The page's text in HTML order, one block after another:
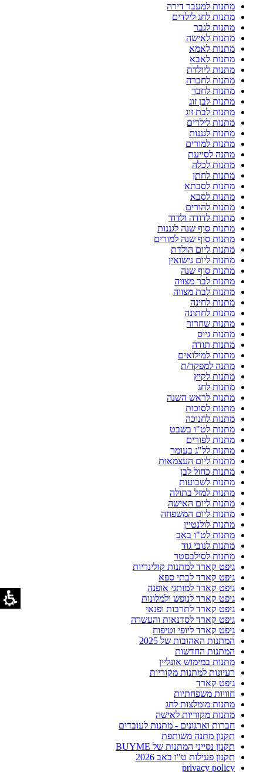
מתנות למעבר דירה
מתנות לחג לילדים
מתנות לגבר
מתנות לאישה
מתנות לאמא
מתנות לאבא
מתנות ליולדת
מתנות לחברה
מתנות לחבר
מתנות לבן זוג
מתנות לבת זוג
מתנות לילדים
מתנות לגננות
מתנות למורים
מתנה לסייעת
מתנות לכלה
מתנות לחתן
מתנות לסבתא
מתנות לסבא
מתנות להורים
מתנות לדודה ולדוד
מתנות סוף שנה לגננות
מתנות סוף שנה למורים
מתנות ליום הולדת
מתנות ליום נישואין
מתנות סוף שנה
מתנות לבר מצווה
מתנות לבת מצווה
מתנות לחינה
מתנות לחתונה
מתנות שחרור
מתנות גיוס
מתנות תודה
מתנות למילואים
מתנה למפקד/ת
מתנות לקיץ
מתנות לחג
מתנות לראש השנה
מתנות לסוכות
מתנות לחנוכה
מתנות לט"ו בשבט
מתנות לפורים
מתנות לל"ג בעומר
מתנות ליום העצמאות
מתנות כחול לבן
מתנות לשבועות
מתנות למזל בתולה
מתנות ליום האישה
מתנות ליום המשפחה
מתנות לולנטיין
מתנות לט"ו באב
מתנות לנובי גוד
מתנות לסילבסטר
גיפט קארד למתנות קולינריות
גיפט קארד לבתי ספא
גיפט קארד למותגי אופנה
גיפט קארד לנופש ולמלונות
גיפט קארד לתרבות ופנאי
גיפט קארד לסדנאות והעשרה
גיפט קארד ליופי וטיפוח
המתנות האהובות של 2025
המתנות החדשות
מתנות במימוש אונליין
רעיונות למתנות מקוריות
גיפט קארד
חוויות משפחתיות
מתנות מומלצות לחג
מתנות מקוריות לאישה
חברות וארגונים - מתנות לעובדים
תקנון מתנה משותפת
תקנון נסייני המתנות של BUYME
תקנון פעילות ט"ו באב 2026
privacy policy